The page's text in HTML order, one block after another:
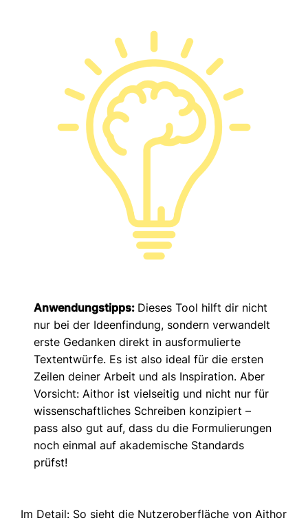
Anwendungstipps: Dieses Tool hilft dir nicht
nur bei der Ideenfindung, sondern verwandelt
erste Gedanken direkt in ausformulierte
Textentwürfe. Es ist also ideal für die ersten
Zeilen deiner Arbeit und als Inspiration. Aber
Vorsicht: Aithor ist vielseitig und nicht nur für
wissenschaftliches Schreiben konzipiert –
pass also gut auf, dass du die Formulierungen
noch einmal auf akademische Standards
prüfst!
Im Detail: So sieht die Nutzeroberfläche von Aithor